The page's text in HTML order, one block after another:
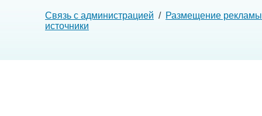
Связь с администрацией / Размещение рекламы
источники